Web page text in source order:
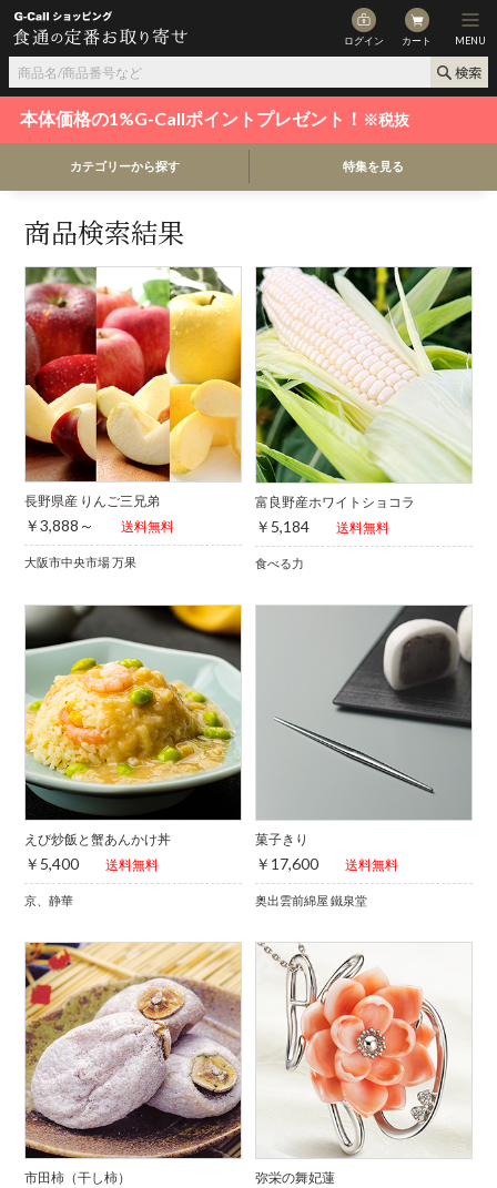
ログイン カート MENU
本体価格の1%G-Callポイントプレゼント！ ※税抜
カテゴリーから探す 特集を見る
商品検索結果
長野県産 りんご三兄弟
￥3,888～ 送料無料
大阪市中央市場 万果
富良野産ホワイトショコラ
￥5,184 送料無料
食べる力
えび炒飯と蟹あんかけ丼
￥5,400 送料無料
京、静華
菓子きり
￥17,600 送料無料
奥出雲前綿屋 鐵泉堂
市田柿（干し柿）
弥栄の舞妃蓮